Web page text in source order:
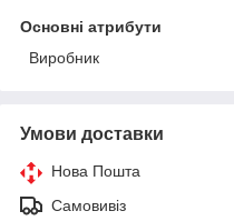
Основні атрибути
Виробник
Умови доставки
Нова Пошта
Самовивіз